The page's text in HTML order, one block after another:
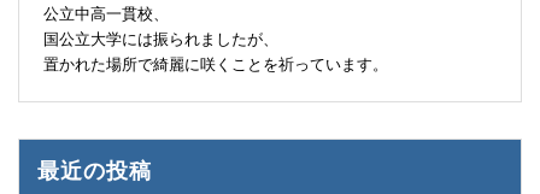
公立中高一貫校、
国公立大学には振られましたが、
置かれた場所で綺麗に咲くことを祈っています。
最近の投稿